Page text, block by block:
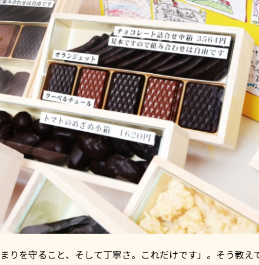
りを守ること、そして丁寧さ。これだけです」。そう教え